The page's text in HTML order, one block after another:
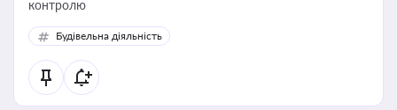
контролю
Будівельна діяльність